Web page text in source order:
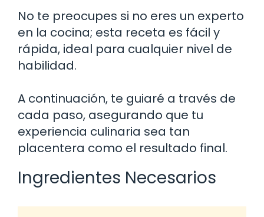
No te preocupes si no eres un experto
en la cocina; esta receta es fácil y
rápida, ideal para cualquier nivel de
habilidad.
A continuación, te guiaré a través de
cada paso, asegurando que tu
experiencia culinaria sea tan
placentera como el resultado final.
Ingredientes Necesarios